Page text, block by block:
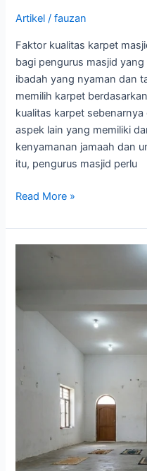
Artikel /fauzan
Faktor kualitas karpet
bagi pengurus masjid
ibadah yang nyaman dan
memilih karpet
kualitas karpet
aspek lain yang memiliki
kenyamanan jamaah dan
itu, pengurus masjid perlu
Read More »
Meningkatkan
Ruang
Ibadah